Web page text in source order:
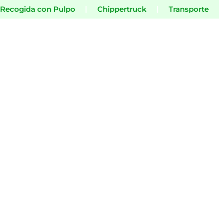
Recogida con Pulpo Chippertruck Transporte